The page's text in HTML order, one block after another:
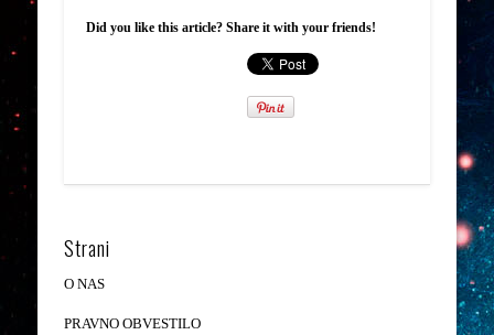
Did you like this article? Share it with your friends!
Strani
O NAS
PRAVNO OBVESTILO